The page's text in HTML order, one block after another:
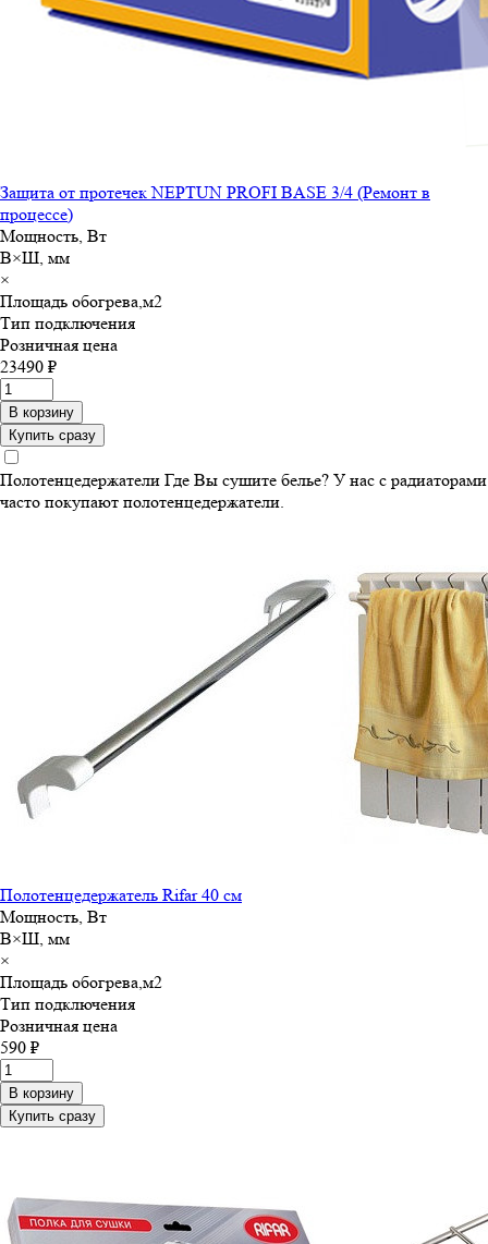
Защита от протечек NEPTUN PROFI BASE 3/4 (Ремонт в
процессе)
Мощность, Вт
В×Ш, мм
×
Площадь обогрева,м2
Тип подключения
Розничная цена
23490 ₽
В корзину
Купить сразу
Полотенцедержатели Где Вы сушите белье? У нас с радиаторами
часто покупают полотенцедержатели.
Полотенцедержатель Rifar 40 см
Мощность, Вт
В×Ш, мм
×
Площадь обогрева,м2
Тип подключения
Розничная цена
590 ₽
В корзину
Купить сразу